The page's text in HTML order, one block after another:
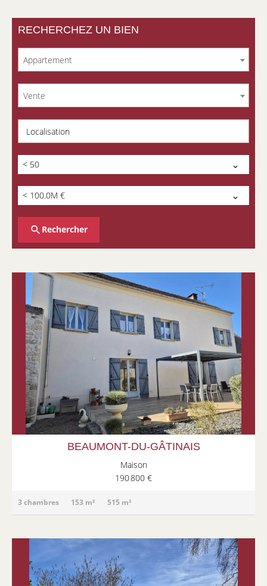
RECHERCHEZ UN BIEN
Appartement
Vente
Localisation
< 50
< 100.0M €
Rechercher
BEAUMONT-DU-GÂTINAIS
Maison
190 800 €
3 chambres 153 m² 515 m²